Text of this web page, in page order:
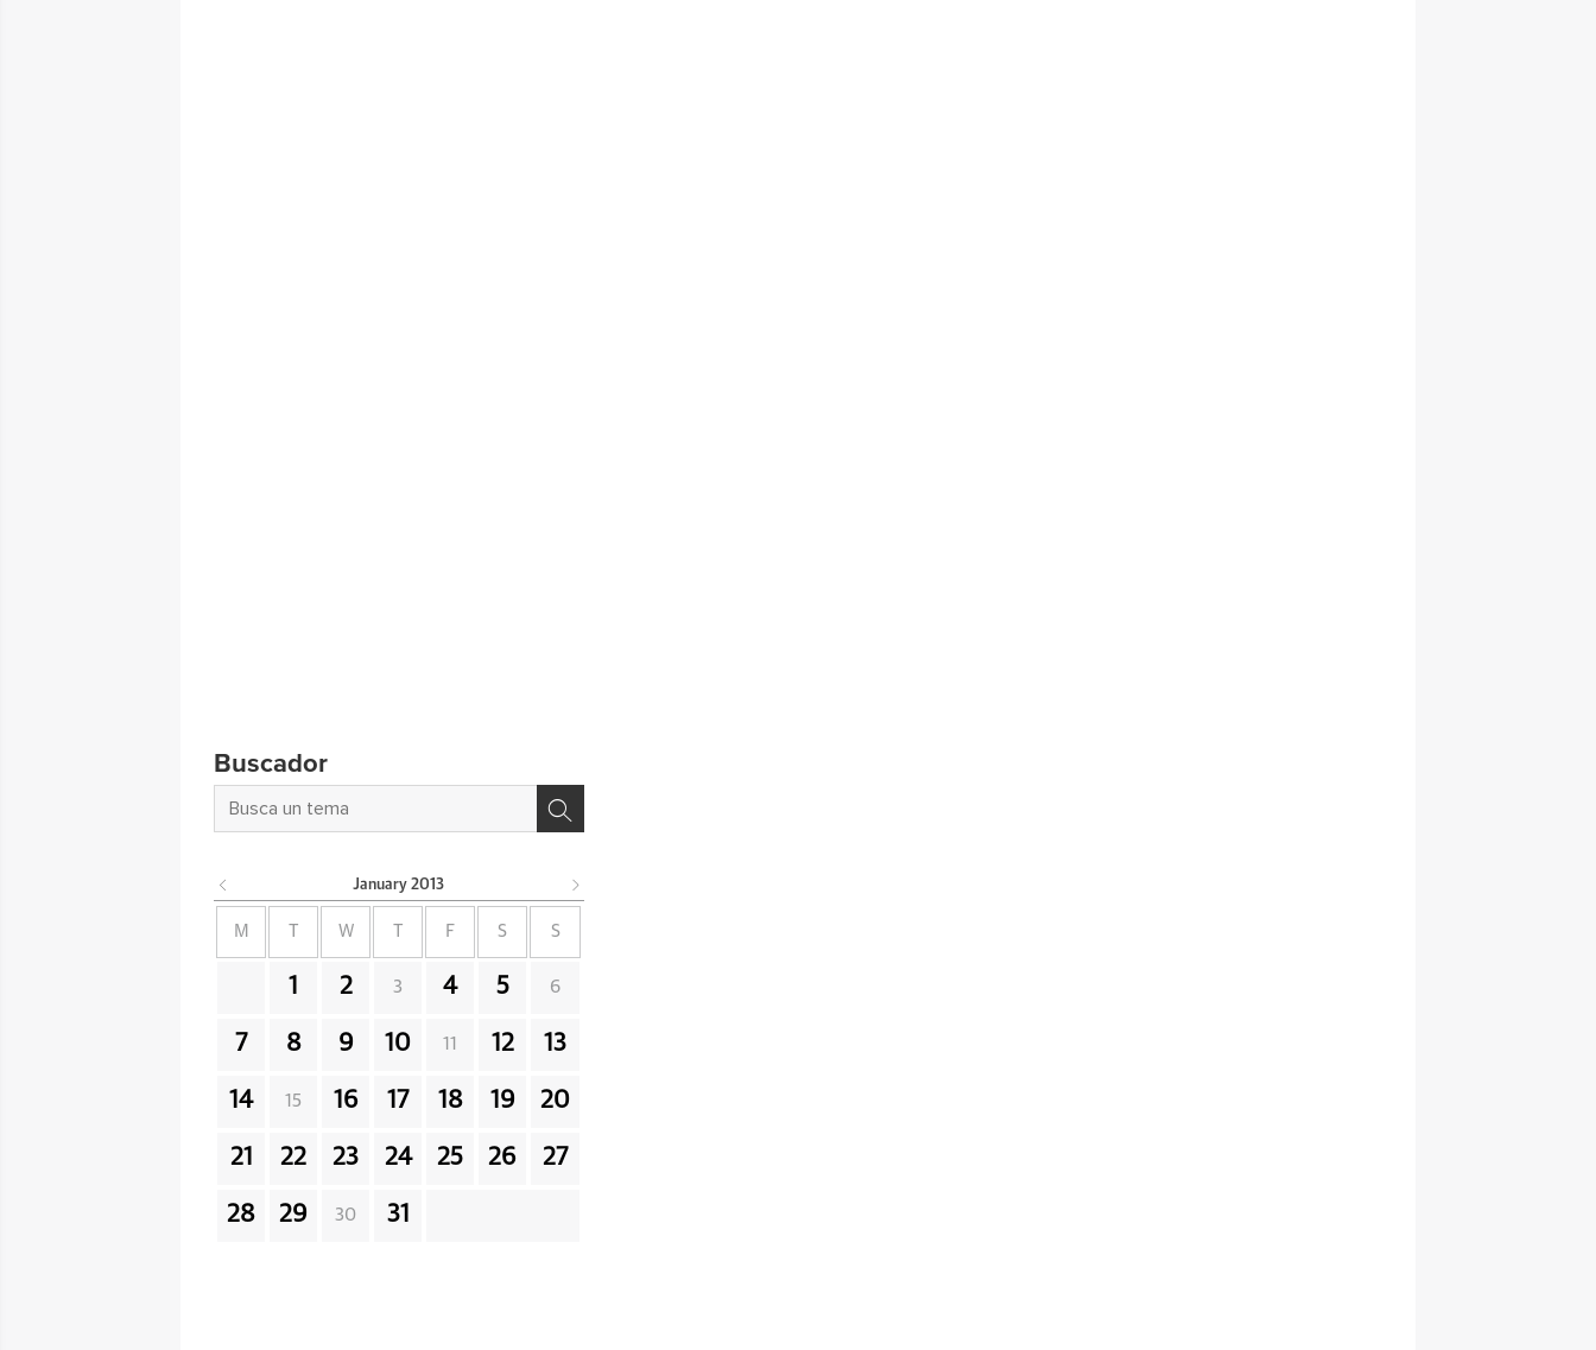
Buscador
January 2013
M W F S S
1 2 3 4 5 6
7 8 9 10 11 12 13
14 15 16 17 18 19 20
21 22 23 24 25 26 27
28 29 30 31